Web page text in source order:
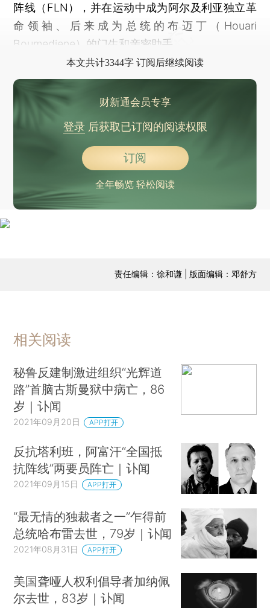
阵线（FLN），并在运动中成为阿尔及利亚独立革
命领袖、后来成为总统的布迈丁（Houari
Boumediene）的门生和亲密助手。
本文共计3344字 订阅后继续阅读
财新通会员专享
登录后获取已订阅的阅读权限
订阅
全年畅览 轻松阅读
责任编辑：徐和谦 | 版面编辑：邓舒方
相关阅读
秘鲁反建制激进组织“光辉道
路”首脑古斯曼狱中病亡，86
岁｜讣闻
2021年09月20日 APP打开
反抗塔利班，阿富汗“全国抵
抗阵线”两要员阵亡｜讣闻
2021年09月15日 APP打开
“最无情的独裁者之一”乍得前
总统哈布雷去世，79岁｜讣闻
2021年08月31日 APP打开
美国聋哑人权利倡导者加纳佩
尔去世，83岁｜讣闻